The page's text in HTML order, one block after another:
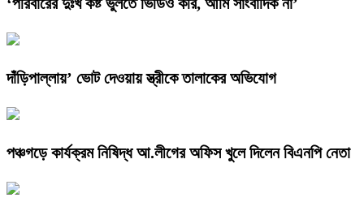
দাঁড়িপাল্লায়’ ভোট দেওয়ায় স্ত্রীকে তালাকের অভিযোগ
পঞ্চগড়ে কার্যক্রম নিষিদ্ধ আ.লীগের অফিস খুলে দিলেন বিএনপি নেতা